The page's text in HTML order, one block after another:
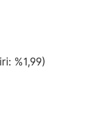
%1,99)